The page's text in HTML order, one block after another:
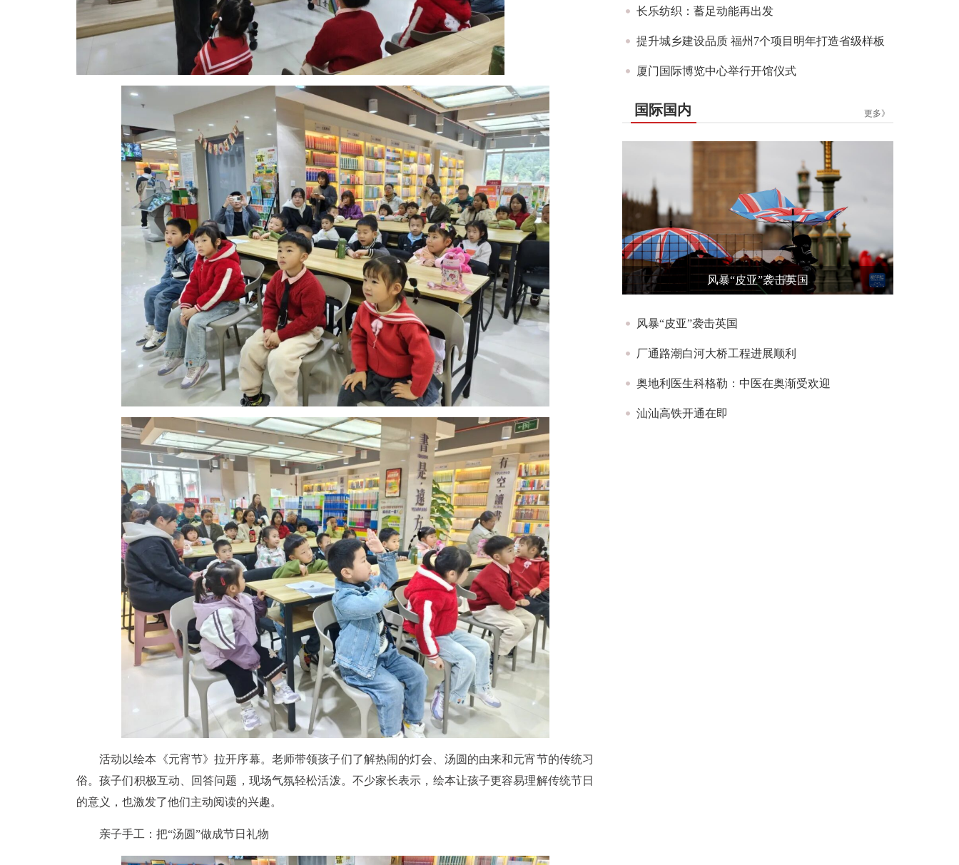
活动以绘本《元宵节》拉开序幕。老师带领孩子们了解热闹的灯会、汤圆的由来和元宵节的传统习
俗。孩子们积极互动、回答问题，现场气氛轻松活泼。不少家长表示，绘本让孩子更容易理解传统节日
的意义，也激发了他们主动阅读的兴趣。
亲子手工：把“汤圆”做成节日礼物
长乐纺织：蓄足动能再出发
提升城乡建设品质 福州7个项目明年打造省级样板
厦门国际博览中心举行开馆仪式
更多》
国际国内
风暴“皮亚”袭击英国
风暴“皮亚”袭击英国
厂通路潮白河大桥工程进展顺利
奥地利医生科格勒：中医在奥渐受欢迎
汕汕高铁开通在即